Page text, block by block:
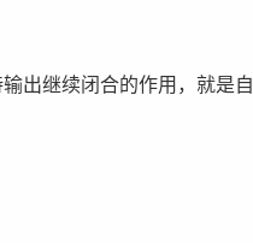
出继续闭合的作用，就是自